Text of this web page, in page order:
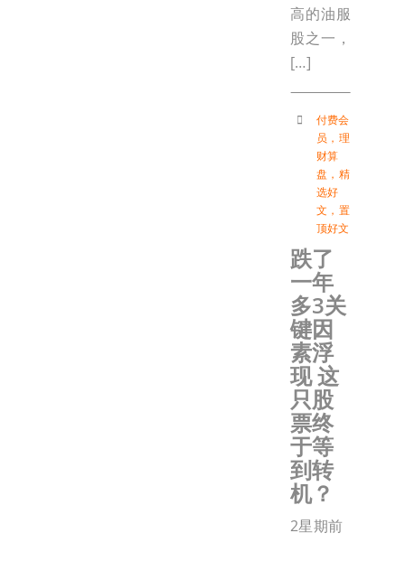
高的油服
股之一，
[…]
付费会
员 ， 理
财算
盘 ， 精
选好
文 ， 置
顶好文
跌了
一年
多3关
键因
素浮
现 这
只股
票终
于等
到转
机？
2星期前